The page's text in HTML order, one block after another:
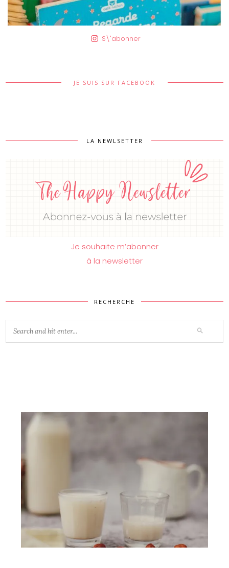
S\'abonner
JE SUIS SUR FACEBOOK
LA NEWLSETTER
Je souhaite m’abonner
à la newsletter
RECHERCHE